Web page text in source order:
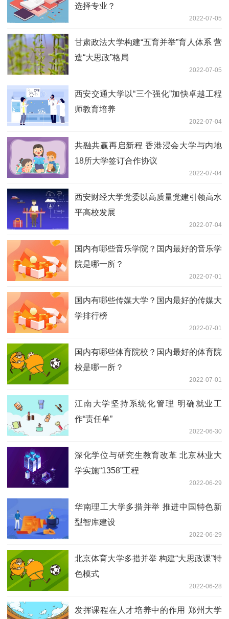
选择专业？
2022-07-05
甘肃政法大学构建“五育并举”育人体系 营
造“大思政”格局
2022-07-05
西安交通大学以“三个强化”加快卓越工程
师教育培养
2022-07-04
共融共赢再启新程 香港浸会大学与内地
18所大学签订合作协议
2022-07-04
西安财经大学党委以高质量党建引领高水
平高校发展
2022-07-04
国内有哪些音乐学院？国内最好的音乐学
院是哪一所？
2022-07-01
国内有哪些传媒大学？国内最好的传媒大
学排行榜
2022-07-01
国内有哪些体育院校？国内最好的体育院
校是哪一所？
2022-07-01
江南大学坚持系统化管理 明确就业工
作“责任单”
2022-06-30
深化学位与研究生教育改革 北京林业大
学实施“1358”工程
2022-06-29
华南理工大学多措并举 推进中国特色新
型智库建设
2022-06-29
北京体育大学多措并举 构建“大思政课”特
色模式
2022-06-28
发挥课程在人才培养中的作用 郑州大学